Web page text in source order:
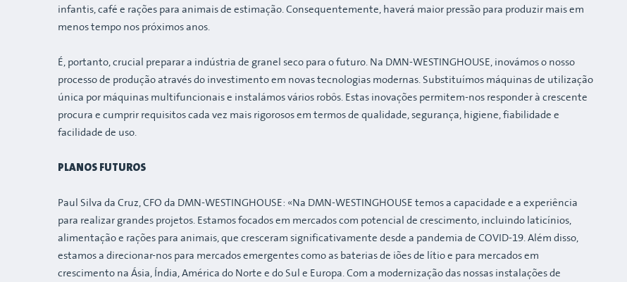
infantis, café e rações para animais de estimação. Consequentemente, haverá maior pressão para produzir mais em
menos tempo nos próximos anos.
É, portanto, crucial preparar a indústria de granel seco para o futuro. Na DMN-WESTINGHOUSE, inovámos o nosso
processo de produção através do investimento em novas tecnologias modernas. Substituímos máquinas de utilização
única por máquinas multifuncionais e instalámos vários robôs. Estas inovações permitem-nos responder à crescente
procura e cumprir requisitos cada vez mais rigorosos em termos de qualidade, segurança, higiene, fiabilidade e
facilidade de uso.
PLANOS FUTUROS
Paul Silva da Cruz, CFO da DMN-WESTINGHOUSE: «Na DMN-WESTINGHOUSE temos a capacidade e a experiência
para realizar grandes projetos. Estamos focados em mercados com potencial de crescimento, incluindo laticínios,
alimentação e rações para animais, que cresceram significativamente desde a pandemia de COVID-19. Além disso,
estamos a direcionar-nos para mercados emergentes como as baterias de iões de lítio e para mercados em
crescimento na Ásia, Índia, América do Norte e do Sul e Europa. Com a modernização das nossas instalações de